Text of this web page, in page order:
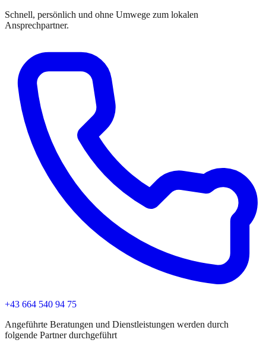
Schnell, persönlich und ohne Umwege zum lokalen
Ansprechpartner.
+43 664 540 94 75
Angeführte Beratungen und Dienstleistungen werden durch
folgende Partner durchgeführt